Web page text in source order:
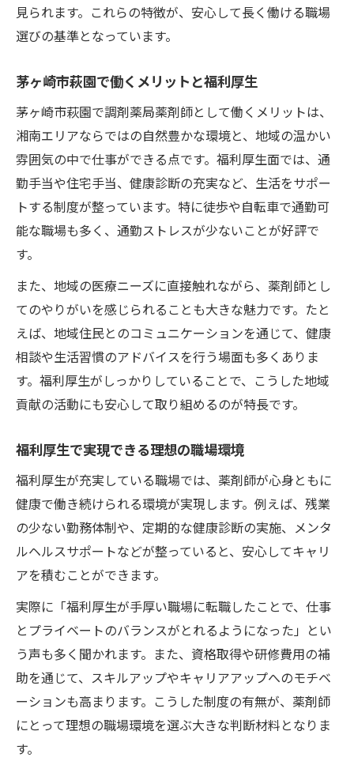
働きがいを高める福利厚生の見分け方
見られます。これらの特徴が、安心して長く働ける職場
選びの基準となっています。
茅ヶ崎市萩園で働くメリットと福利厚生
茅ヶ崎市萩園で調剤薬局薬剤師として働くメリットは、
湘南エリアならではの自然豊かな環境と、地域の温かい
雰囲気の中で仕事ができる点です。福利厚生面では、通
勤手当や住宅手当、健康診断の充実など、生活をサポー
トする制度が整っています。特に徒歩や自転車で通勤可
能な職場も多く、通勤ストレスが少ないことが好評で
す。
また、地域の医療ニーズに直接触れながら、薬剤師とし
てのやりがいを感じられることも大きな魅力です。たと
えば、地域住民とのコミュニケーションを通じて、健康
相談や生活習慣のアドバイスを行う場面も多くありま
す。福利厚生がしっかりしていることで、こうした地域
貢献の活動にも安心して取り組めるのが特長です。
福利厚生で実現できる理想の職場環境
福利厚生が充実している職場では、薬剤師が心身ともに
健康で働き続けられる環境が実現します。例えば、残業
の少ない勤務体制や、定期的な健康診断の実施、メンタ
ルヘルスサポートなどが整っていると、安心してキャリ
アを積むことができます。
実際に「福利厚生が手厚い職場に転職したことで、仕事
とプライベートのバランスがとれるようになった」とい
う声も多く聞かれます。また、資格取得や研修費用の補
助を通じて、スキルアップやキャリアアップへのモチベ
ーションも高まります。こうした制度の有無が、薬剤師
にとって理想の職場環境を選ぶ大きな判断材料となりま
す。